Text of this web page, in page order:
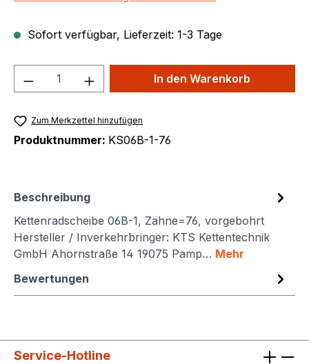
Sofort verfügbar, Lieferzeit: 1-3 Tage
Produkt Anzahl: Gib denIn den Warenkorb
Zum Merkzettel hinzufügen
Produktnummer: KS06B-1-76
Beschreibung
Kettenradscheibe 06B-1, Zähne=76, vorgebohrt
Hersteller / Inverkehrbringer: KTS Kettentechnik
GmbH Ahornstraße 14 19075 Pamp… Mehr
Bewertungen
Service-Hotline